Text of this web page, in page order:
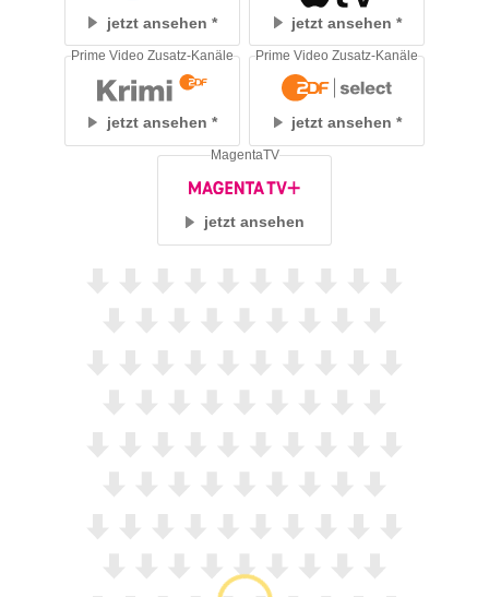
jetzt ansehen jetzt ansehen
jetzt ansehen
Prime Video Zusatz-Kanäle
jetzt ansehen
Prime Video Zusatz-Kanäle
jetzt ansehen
MagentaTV